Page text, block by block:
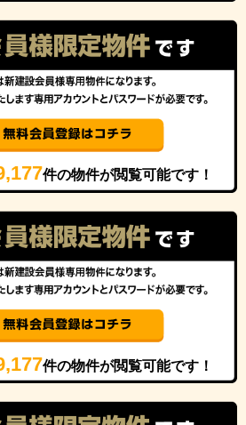
件の物件が閲覧可能です！
件の物件が閲覧可能です！